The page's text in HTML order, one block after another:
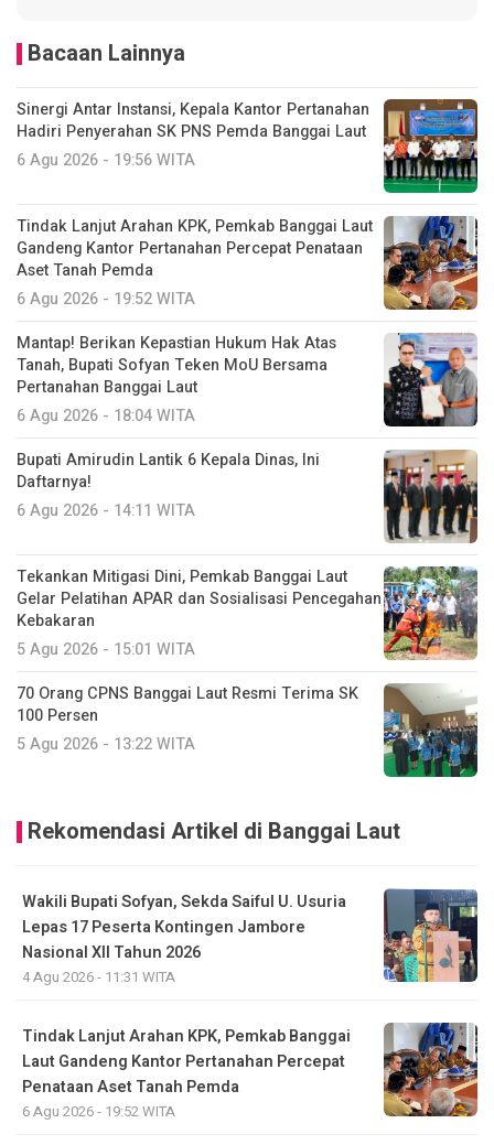
Bacaan Lainnya
Sinergi Antar Instansi, Kepala Kantor Pertanahan
Hadiri Penyerahan SK PNS Pemda Banggai Laut
6 Agu 2026 - 19:56 WITA
Tindak Lanjut Arahan KPK, Pemkab Banggai Laut
Gandeng Kantor Pertanahan Percepat Penataan
Aset Tanah Pemda
6 Agu 2026 - 19:52 WITA
Mantap! Berikan Kepastian Hukum Hak Atas
Tanah, Bupati Sofyan Teken MoU Bersama
Pertanahan Banggai Laut
6 Agu 2026 - 18:04 WITA
Bupati Amirudin Lantik 6 Kepala Dinas, Ini
Daftarnya!
6 Agu 2026 - 14:11 WITA
Tekankan Mitigasi Dini, Pemkab Banggai Laut
Gelar Pelatihan APAR dan Sosialisasi Pencegahan
Kebakaran
5 Agu 2026 - 15:01 WITA
70 Orang CPNS Banggai Laut Resmi Terima SK
100 Persen
5 Agu 2026 - 13:22 WITA
Rekomendasi Artikel di Banggai Laut
Wakili Bupati Sofyan, Sekda Saiful U. Usuria
Lepas 17 Peserta Kontingen Jambore
Nasional XII Tahun 2026
4 Agu 2026 - 11:31 WITA
Tindak Lanjut Arahan KPK, Pemkab Banggai
Laut Gandeng Kantor Pertanahan Percepat
Penataan Aset Tanah Pemda
6 Agu 2026 - 19:52 WITA